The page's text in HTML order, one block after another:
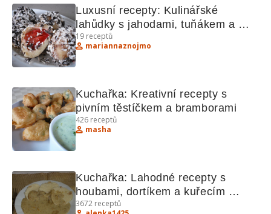
Luxusní recepty: Kulinářské
lahůdky s jahodami, tuňákem a
krabem
19 receptů
mariannaznojmo
Kuchařka: Kreativní recepty s
pivním těstíčkem a bramborami
426 receptů
masha
Kuchařka: Lahodné recepty s
houbami, dortíkem a kuřecím
švejžužu
3672 receptů